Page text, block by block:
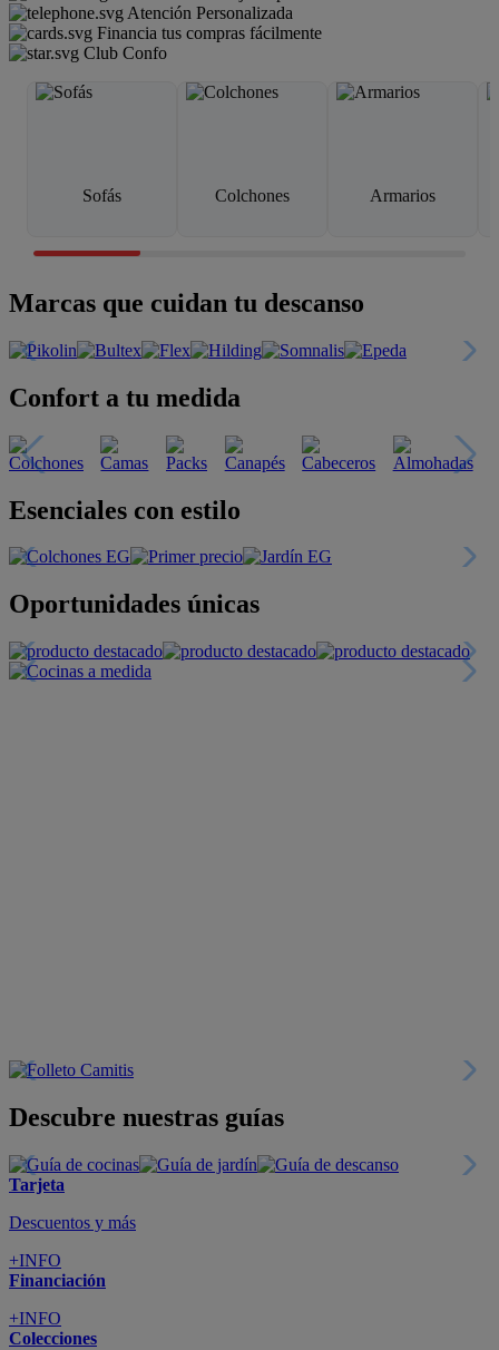
Atención Personalizada
Financia tus compras fácilmente
Club Confo
Sofás Colchones Armarios
Marcas que cuidan tu descanso
Confort a tu medida
Esenciales con estilo
Oportunidades únicas
Descubre nuestras guías
Tarjeta
Descuentos y más
+INFO
Financiación
+INFO
Colecciones